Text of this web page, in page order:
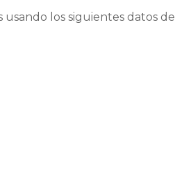
los siguientes datos de